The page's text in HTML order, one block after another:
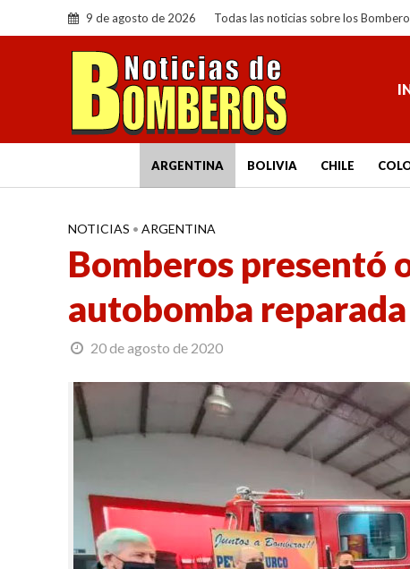
9 de agosto de 2026 Todas las noticias sobre los
ARGENTINA BOLIVIA CHILE
NOTICIAS • ARGENTINA
Bomberos presentó
autobomba reparada
20 de agosto de 2020